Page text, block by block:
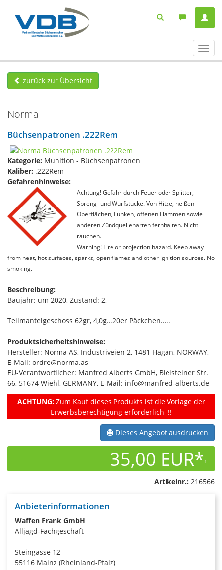
ein-/
zurück zur Übersicht
Norma
Büchsenpatronen .222Rem
Kategorie: Munition - Büchsenpatronen
Kaliber: .222Rem
Gefahrenhinweise:
Achtung! Gefahr durch Feuer oder Splitter,
Spreng- und Wurfstücke. Von Hitze, heißen
Oberflächen, Funken, offenen Flammen sowie
anderen Zündquellenarten fernhalten. Nicht
rauchen.
Warning! Fire or projection hazard. Keep away
from heat, hot surfaces, sparks, open flames and other ignition sources. No
smoking.
Beschreibung:
Baujahr: um 2020, Zustand: 2,
Teilmantelgeschoss 62gr, 4,0g...20er Päckchen.....
Produktsicherheitshinweise:
Hersteller: Norma AS, Industriveien 2, 1481 Hagan, NORWAY,
E-Mail: ordre@norma.as
EU-Verantwortlicher: Manfred Alberts GmbH, Bielsteiner Str.
66, 51674 Wiehl, GERMANY, E-Mail: info@manfred-alberts.de
ACHTUNG:Zum Kauf dieses Produkts ist die Vorlage der
Erwerbsberechtigung erforderlich !!!
Dieses Angebot ausdrucken
35,00 EUR*1
Artikelnr.: 216566
Anbieterinformationen
Waffen Frank GmbH
Alljagd-Fachgeschäft
Steingasse 12
55116 Mainz (Rheinland-Pfalz)